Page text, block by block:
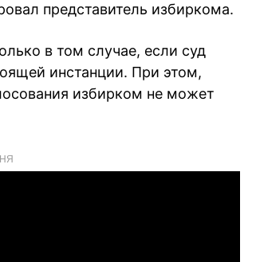
представитель избиркома.
в том случае, если суд
инстанции. При этом,
избирком не может